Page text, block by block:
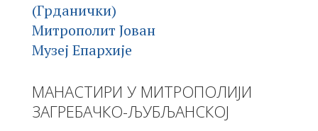
(Грданички)
Митрополит Јован
Музеј Епархије
МАНАСТИРИ У МИТРОПОЛИЈИ
ЗАГРЕБАЧКО-ЉУБЉАНСКОЈ